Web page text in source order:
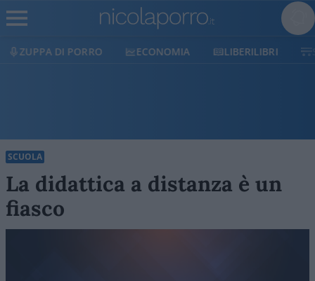
ECONOMIA LIBERILIBRI SHOP SOSTIENICI
SCUOLA
La didattica a distanza è un
fiasco